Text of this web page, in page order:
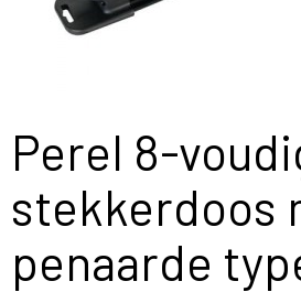
Perel 8-
stekkerdoos
penaarde